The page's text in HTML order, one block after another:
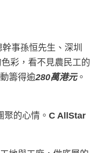
事孫恒先生、深圳
彩，看不見農民工的
籌得逾280萬港元。
的心情。 C AllStar